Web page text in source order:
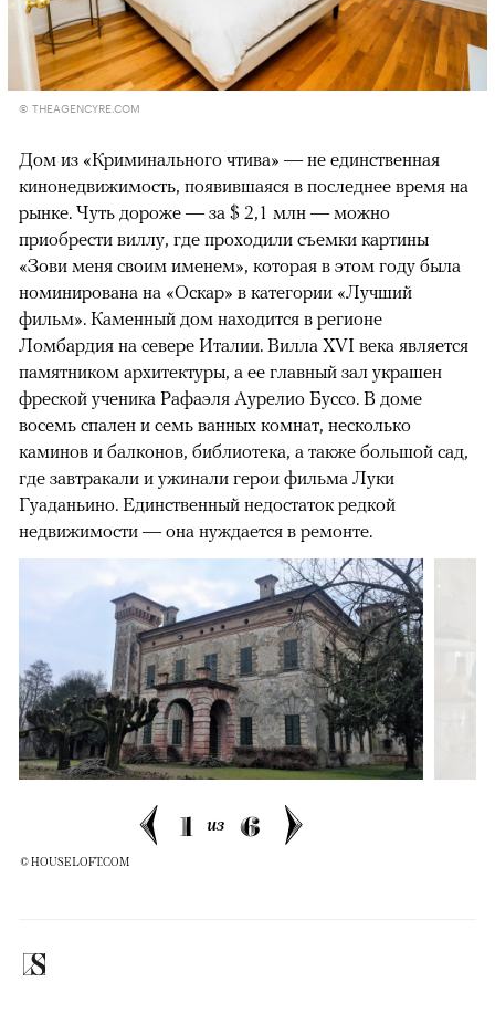
© THEAGENCYRE.COM
Дом из «Криминального чтива» — не единственная
кинонедвижимость, появившаяся в последнее время на
рынке. Чуть дороже — за $ 2,1 млн — можно
приобрести виллу, где проходили съемки картины
«Зови меня своим именем», которая в этом году была
номинирована на «Оскар» в категории «Лучший
фильм». Каменный дом находится в регионе
Ломбардия на севере Италии. Вилла XVI века является
памятником архитектуры, а ее главный зал украшен
фреской ученика Рафаэля Аурелио Буссо. В доме
восемь спален и семь ванных комнат, несколько
каминов и балконов, библиотека, а также большой сад,
где завтракали и ужинали герои фильма Луки
Гуаданьино. Единственный недостаток редкой
недвижимости — она нуждается в ремонте.
1 из 6
© HOUSELOFT.COM